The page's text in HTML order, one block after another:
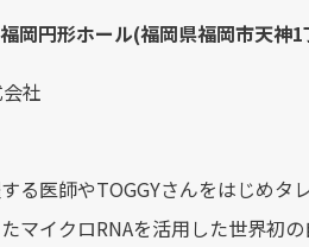
岡円形ホール(福岡県福岡市天神
社
る医師やTOGGYさんをはじめ
マイクロRNAを活用した世界初